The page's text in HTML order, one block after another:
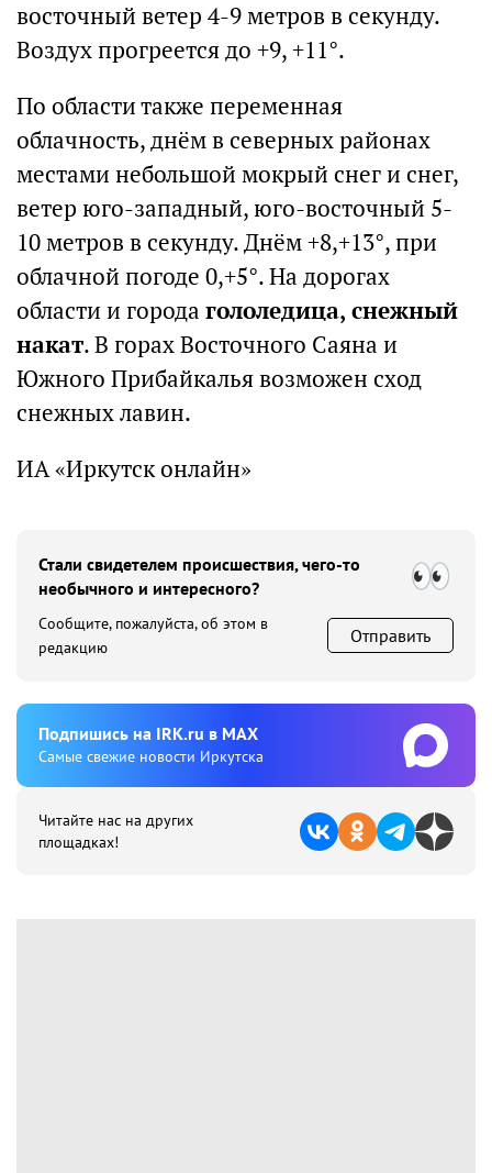
восточный ветер 4-9 метров в секунду.
Воздух прогреется до +9, +11°.
По области также переменная
облачность, днём в северных районах
местами небольшой мокрый снег и снег,
ветер юго-западный, юго-восточный 5-
10 метров в секунду. Днём +8,+13°, при
облачной погоде 0,+5°. На дорогах
области и города гололедица, снежный
накат. В горах Восточного Саяна и
Южного Прибайкалья возможен сход
снежных лавин.
ИА «Иркутск онлайн»
Стали свидетелем происшествия, чего-то
необычного и интересного?
Сообщите, пожалуйста, об этом в
редакцию
Отправить
Подпишиcь на IRK.ru в MAX
Cамые свежие новости Иркутска
Читайте нас на других
площадках!